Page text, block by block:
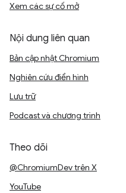
Xem các sự cố mở
Nội dung liên quan
Bản cập nhật Chromium
Nghiên cứu điển hình
Lưu trữ
Podcast và chương trình
Theo dõi
@ChromiumDev trên X
YouTube